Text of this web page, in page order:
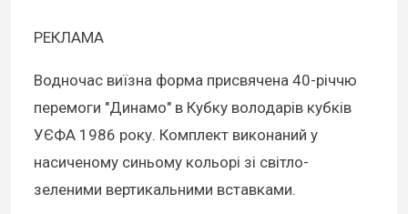
РЕКЛАМА
Водночас виїзна форма присвячена 40-річчю
перемоги "Динамо" в Кубку володарів кубків
УЄФА 1986 року. Комплект виконаний у
насиченому синьому кольорі зі світло-
зеленими вертикальними вставками.